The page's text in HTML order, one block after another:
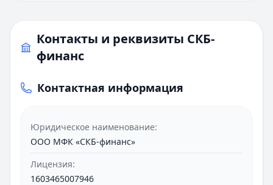
Контакты и реквизиты СКБ-
финанс
Контактная информация
Юридическое наименование:
ООО МФК «СКБ-финанс»
Лицензия:
1603465007946